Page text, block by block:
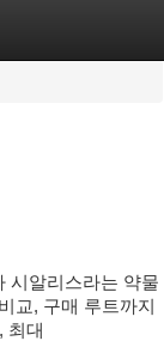
시알리스라는 약물
교, 구매 루트까지
최대